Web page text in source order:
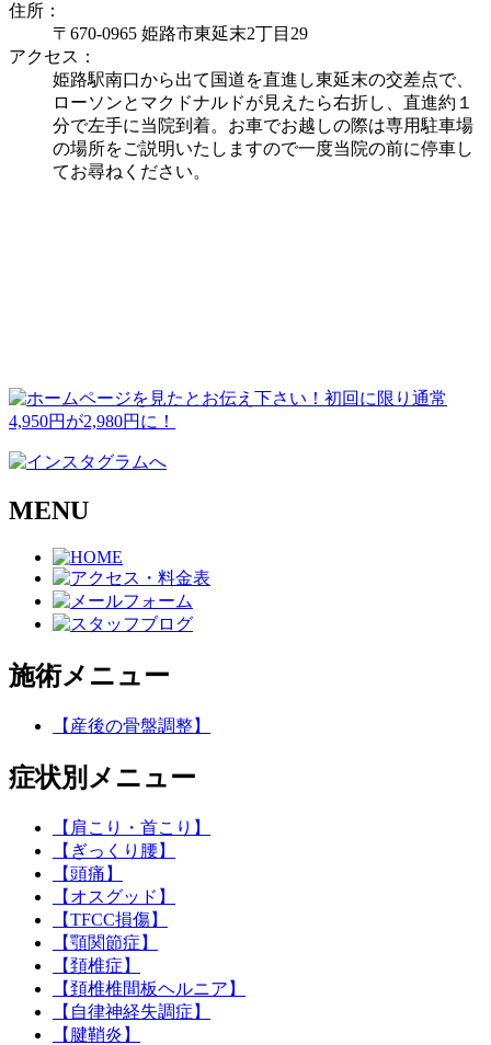
住所：
〒670-0965 姫路市東延末2丁目29
アクセス：
姫路駅南口から出て国道を直進し東延末の交差点で、
ローソンとマクドナルドが見えたら右折し、直進約１
分で左手に当院到着。お車でお越しの際は専用駐車場
の場所をご説明いたしますので一度当院の前に停車し
てお尋ねください。
MENU
施術メニュー
【産後の骨盤調整】
症状別メニュー
【肩こり・首こり】
【ぎっくり腰】
【頭痛】
【オスグッド】
【TFCC損傷】
【顎関節症】
【頚椎症】
【頚椎椎間板ヘルニア】
【自律神経失調症】
【腱鞘炎】